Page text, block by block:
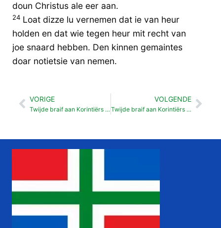
doun Christus ale eer aan.
24 Loat dizze lu vernemen dat ie van heur
holden en dat wie tegen heur mit recht van
joe snaard hebben. Den kinnen gemaintes
doar notietsie van nemen.
Vorige
VORIGE
Twijde braif aan Korintiërs 07
VOLGENDE
Twijde braif aan Korintiërs 09